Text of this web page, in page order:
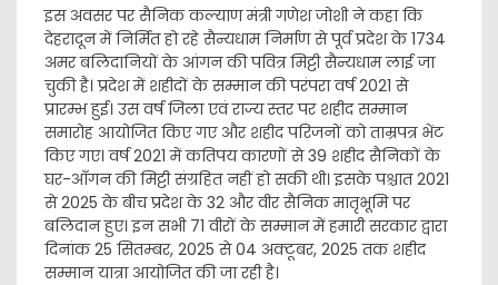
इस अवसर पर सैनिक कल्याण मंत्री गणेश जोशी ने कहा कि
देहरादून में निर्मित हो रहे सैन्यधाम निर्माण से पूर्व प्रदेश के 1734
अमर बलिदानियों के आंगन की पवित्र मिट्टी सैन्यधाम लाई जा
चुकी है। प्रदेश में शहीदों के सम्मान की परंपरा वर्ष 2021 से
प्रारम्भ हुई। उस वर्ष जिला एवं राज्य स्तर पर शहीद सम्मान
समारोह आयोजित किए गए और शहीद परिजनों को ताम्रपत्र भेंट
किए गए। वर्ष 2021 में कतिपय कारणों से 39 शहीद सैनिकों के
घर-आँगन की मिट्टी संग्रहित नहीं हो सकी थी। इसके पश्चात 2021
से 2025 के बीच प्रदेश के 32 और वीर सैनिक मातृभूमि पर
बलिदान हुए। इन सभी 71 वीरों के सम्मान में हमारी सरकार द्वारा
दिनांक 25 सितम्बर, 2025 से 04 अक्टूबर, 2025 तक शहीद
सम्मान यात्रा आयोजित की जा रही है।